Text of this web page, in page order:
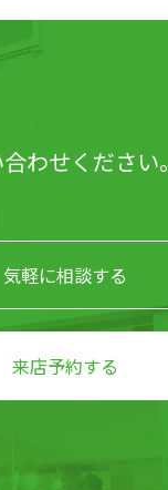
わせください。
気軽に相談する
来店予約する